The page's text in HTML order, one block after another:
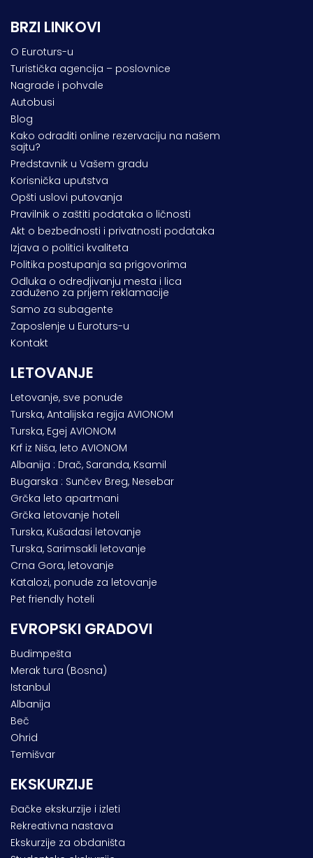
BRZI LINKOVI
O Euroturs-u
Turistička agencija – poslovnice
Nagrade i pohvale
Autobusi
Blog
Kako odraditi online rezervaciju na našem
sajtu?
Predstavnik u Vašem gradu
Korisnička uputstva
Opšti uslovi putovanja
Pravilnik o zaštiti podataka o ličnosti
Akt o bezbednosti i privatnosti podataka
Izjava o politici kvaliteta
Politika postupanja sa prigovorima
Odluka o odredjivanju mesta i lica
zaduženo za prijem reklamacije
Samo za subagente
Zaposlenje u Euroturs-u
Kontakt
LETOVANJE
Letovanje, sve ponude
Turska, Antalijska regija AVIONOM
Turska, Egej AVIONOM
Krf iz Niša, leto AVIONOM
Albanija : Drač, Saranda, Ksamil
Bugarska : Sunčev Breg, Nesebar
Grčka leto apartmani
Grčka letovanje hoteli
Turska, Kušadasi letovanje
Turska, Sarimsakli letovanje
Crna Gora, letovanje
Katalozi, ponude za letovanje
Pet friendly hoteli
EVROPSKI GRADOVI
Budimpešta
Merak tura (Bosna)
Istanbul
Albanija
Beč
Ohrid
Temišvar
EKSKURZIJE
Đačke ekskurzije i izleti
Rekreativna nastava
Ekskurzije za obdaništa